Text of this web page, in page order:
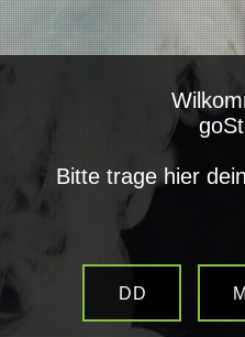
open
Impressum
Betreiber und verantwortlich
nx media&trading
Emser Hütte 1a
56130 Bad Ems
Bitte trage hier
DD